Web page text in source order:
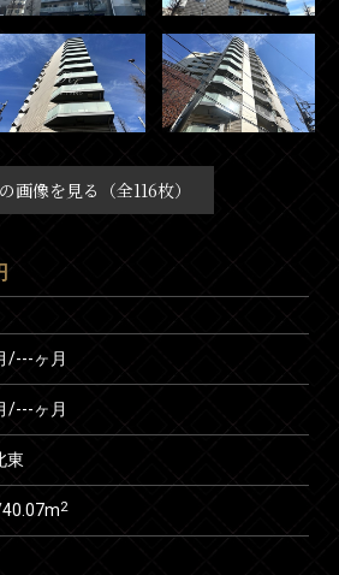
画像を見る（全116枚）
/---ヶ月
/---ヶ月
東
2